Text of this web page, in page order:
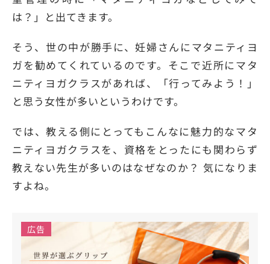
は？」と出てきます。
そう、世の中が勝手に、妊婦さんにマタニティヨ
ガを勧めてくれているのです。そこで近所にマタ
ニティヨガクラスがあれば、「行ってみよう！」
と思う女性が多いというわけです。
では、教える側にとってもこんなに魅力的なマタ
ニティヨガクラスを、資格をとったにも関わらず
教えない先生が多いのはなぜなのか？ 気になりま
すよね。
広告